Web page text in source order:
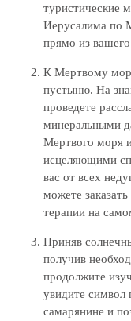
туристические
Иерусалима по
прямо из вашего
К Мертвому
пустыню. На
проведете
минеральными
Мертвого моря
исцеляющими
вас от всех
можете
терапии на
Приняв
получив
продолжите
увидите
самарянине и